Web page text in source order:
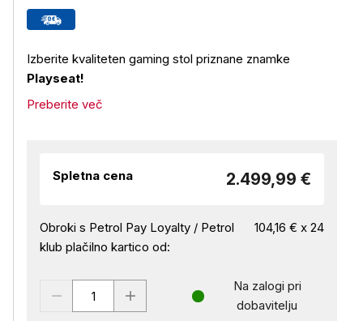
Izberite kvaliteten gaming stol priznane znamke
Playseat!
Preberite več
Spletna cena 2.499,99 €
Obroki s Petrol Pay Loyalty / Petrol
klub plačilno kartico od:
104,16 € x 24
Na zalogi pri
dobavitelju